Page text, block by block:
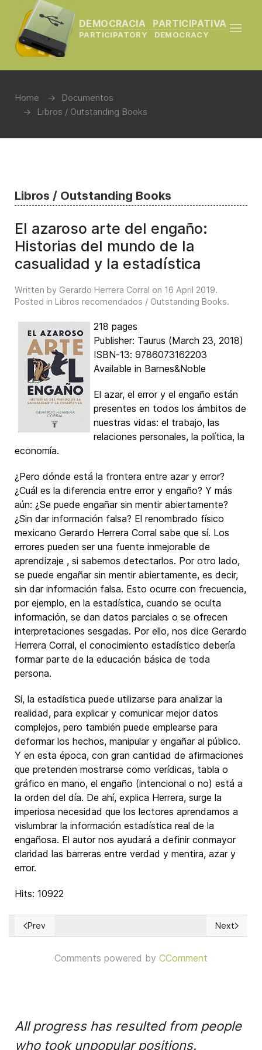
DEMOCRACIA PARTICIPATIVA
PARTICIPATORY DEMOCRACY
Home
Documentos
Libros / Outstanding Books
Libros / Outstanding Books
El azaroso arte del engaño:
Historias del mundo de la
casualidad y la estadística
Written by Gerardo Herrera Corral on 16 April 2019.
Posted in Libros recomendados / Outstanding Books.
218 pages
Publisher: Taurus (March 23, 2018)
ISBN-13: 9786073162203
Available in Barnes&Noble
El azar, el error y el engaño están
presentes en todos los ámbitos de
nuestras vidas: el trabajo, las
relaciones personales, la política, la
economía.
¿Pero dónde está la frontera entre azar y error?
¿Cuál es la diferencia entre error y engaño? Y más
aún: ¿Se puede engañar sin mentir abiertamente?
¿Sin dar información falsa? El renombrado físico
mexicano Gerardo Herrera Corral sabe que sí. Los
errores pueden ser una fuente inmejorable de
aprendizaje , si sabemos detectarlos. Por otro lado,
se puede engañar sin mentir abiertamente, es decir,
sin dar información falsa. Esto ocurre con frecuencia,
por ejemplo, en la estadística, cuando se oculta
información, se dan datos parciales o se ofrecen
interpretaciones sesgadas. Por ello, nos dice Gerardo
Herrera Corral, el conocimiento estadístico debería
formar parte de la educación básica de toda
persona.
Sí, la estadística puede utilizarse para analizar la
realidad, para explicar y comunicar mejor datos
complejos, pero también puede emplearse para
deformar los hechos, manipular y engañar al público.
Y en esta época, con gran cantidad de afirmaciones
que pretenden mostrarse como verídicas, tabla o
gráfico en mano, el engaño (intencional o no) está a
la orden del día. De ahí, explica Herrera, surge la
imperiosa necesidad que los lectores aprendamos a
vislumbrar la información estadística real de la
engañosa. El autor nos ayudará a definir conmayor
claridad las barreras entre verdad y mentira, azar y
error.
Hits: 10922
Previous article: La Libre Empresa
Prev Next
Next
Comments powered by CComment
All progress has resulted from people
who took unpopular positions.